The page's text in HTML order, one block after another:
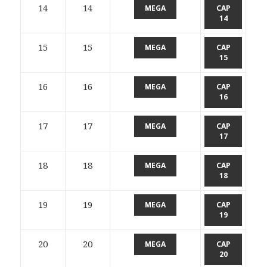
14 14 MEGA
CAP
14
15 15 MEGA
CAP
15
16 16 MEGA
CAP
16
17 17 MEGA
CAP
17
18 18 MEGA
CAP
18
19 19 MEGA
CAP
19
20 20 MEGA
CAP
20